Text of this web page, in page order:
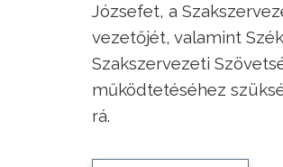
Józsefet, a
vezetőjét, valamint
Szakszervezeti
működtetéséhez
rá.